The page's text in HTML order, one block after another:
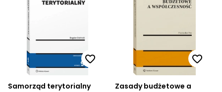
Samorząd terytorialny
Zasady budżetowe a